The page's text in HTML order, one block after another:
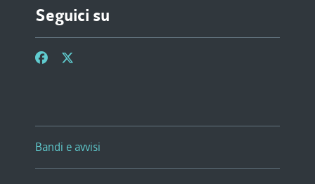
Seguici su
Bandi e avvisi